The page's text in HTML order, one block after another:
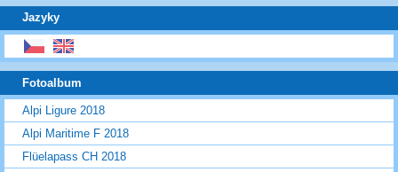
Jazyky
Fotoalbum
Alpi Ligure 2018
Alpi Maritime F 2018
Flüelapass CH 2018